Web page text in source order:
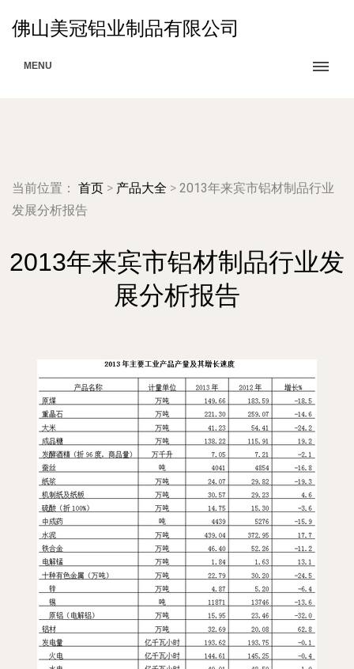
佛山美冠铝业制品有限公司
MENU
当前位置： 首页 > 产品大全 > 2013年来宾市铝材制品行业
发展分析报告
2013年来宾市铝材制品行业发
展分析报告